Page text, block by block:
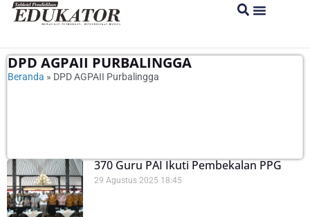
DPD AGPAII PURBALINGGA
Beranda » DPD AGPAII Purbalingga
370 Guru PAI Ikuti Pembekalan PPG
29 Agustus 2025 18:45